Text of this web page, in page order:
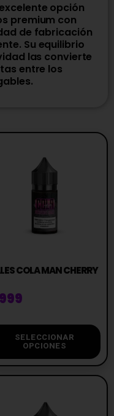
opción
premium con
de fabricación
Su equilibrio
las convierte
entre los
COLA MAN CHERRY
999
SELECCIONAR
OPCIONES